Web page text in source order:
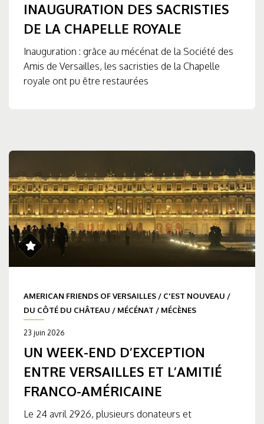
INAUGURATION DES SACRISTIES
DE LA CHAPELLE ROYALE
Inauguration : grâce au mécénat de la Société des
Amis de Versailles, les sacristies de la Chapelle
royale ont pu être restaurées
AMERICAN FRIENDS OF VERSAILLES / C'EST NOUVEAU /
DU CÔTÉ DU CHÂTEAU / MÉCÉNAT / MÉCÈNES
23 juin 2026
UN WEEK-END D’EXCEPTION
ENTRE VERSAILLES ET L’AMITIÉ
FRANCO-AMÉRICAINE
Le 24 avril 2926, plusieurs donateurs et